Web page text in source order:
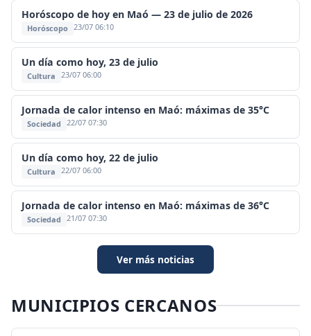
Horóscopo de hoy en Maó — 23 de julio de 2026
Horóscopo 23/07 06:10
Un día como hoy, 23 de julio
Cultura 23/07 06:00
Jornada de calor intenso en Maó: máximas de 35°C
Sociedad 22/07 07:30
Un día como hoy, 22 de julio
Cultura 22/07 06:00
Jornada de calor intenso en Maó: máximas de 36°C
Sociedad 21/07 07:30
Ver más noticias
MUNICIPIOS CERCANOS